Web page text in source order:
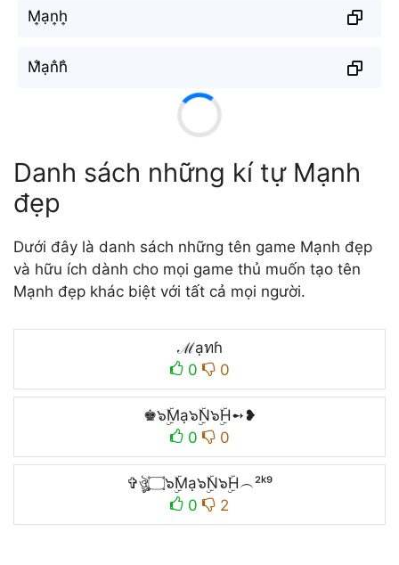
M͎ạn͎h͎
M̐ạn̐h̐
Danh sách những kí tự Mạnh
đẹp
Dưới đây là danh sách những tên game Mạnh đẹp
và hữu ích dành cho mọi game thủ muốn tạo tên
Mạnh đẹp khác biệt với tất cả mọi người.
ℳạทɦ
0
0
♚๖ۣۜMạ๖ۣۜN๖ۣۜH➻❥
0
0
✞ঔৣ۝๖ۣۜMạ๖ۣۜN๖ۣۜH︵²ᵏ⁹
0
2